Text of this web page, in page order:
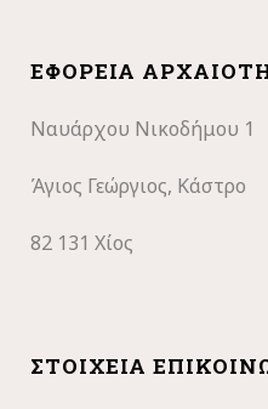
ΕΦΟΡΕΊΑ
Ναυάρχου Νικοδήμου 1
Άγιος Γεώργιος, Κάστρο
82 131 Χίος
ΣΤΟΙΧΕΊΑ